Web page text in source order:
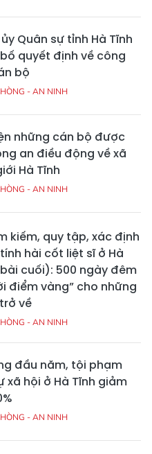
Quân sự tỉnh Hà Tĩnh
quyết định về công
bộ
- AN NINH
những cán bộ được
an điều động về xã
Hà Tĩnh
- AN NINH
kiếm, quy tập, xác định
hài cốt liệt sĩ ở Hà
cuối): 500 ngày đêm
điểm vàng” cho những
về
- AN NINH
đầu năm, tội phạm
xã hội ở Hà Tĩnh giảm
- AN NINH